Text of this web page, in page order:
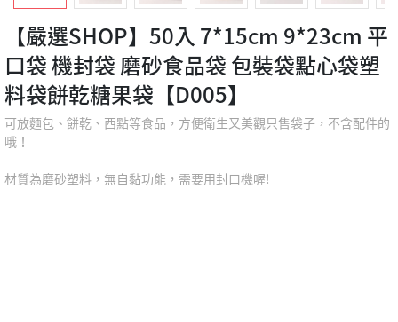
【嚴選SHOP】50入 7*15cm 9*23cm 平
口袋 機封袋 磨砂食品袋 包裝袋點心袋塑
料袋餅乾糖果袋【D005】
可放麵包、餅乾、西點等食品，方便衛生又美觀只售袋子，不含配件的
哦！
材質為磨砂塑料，無自黏功能，需要用封口機喔!